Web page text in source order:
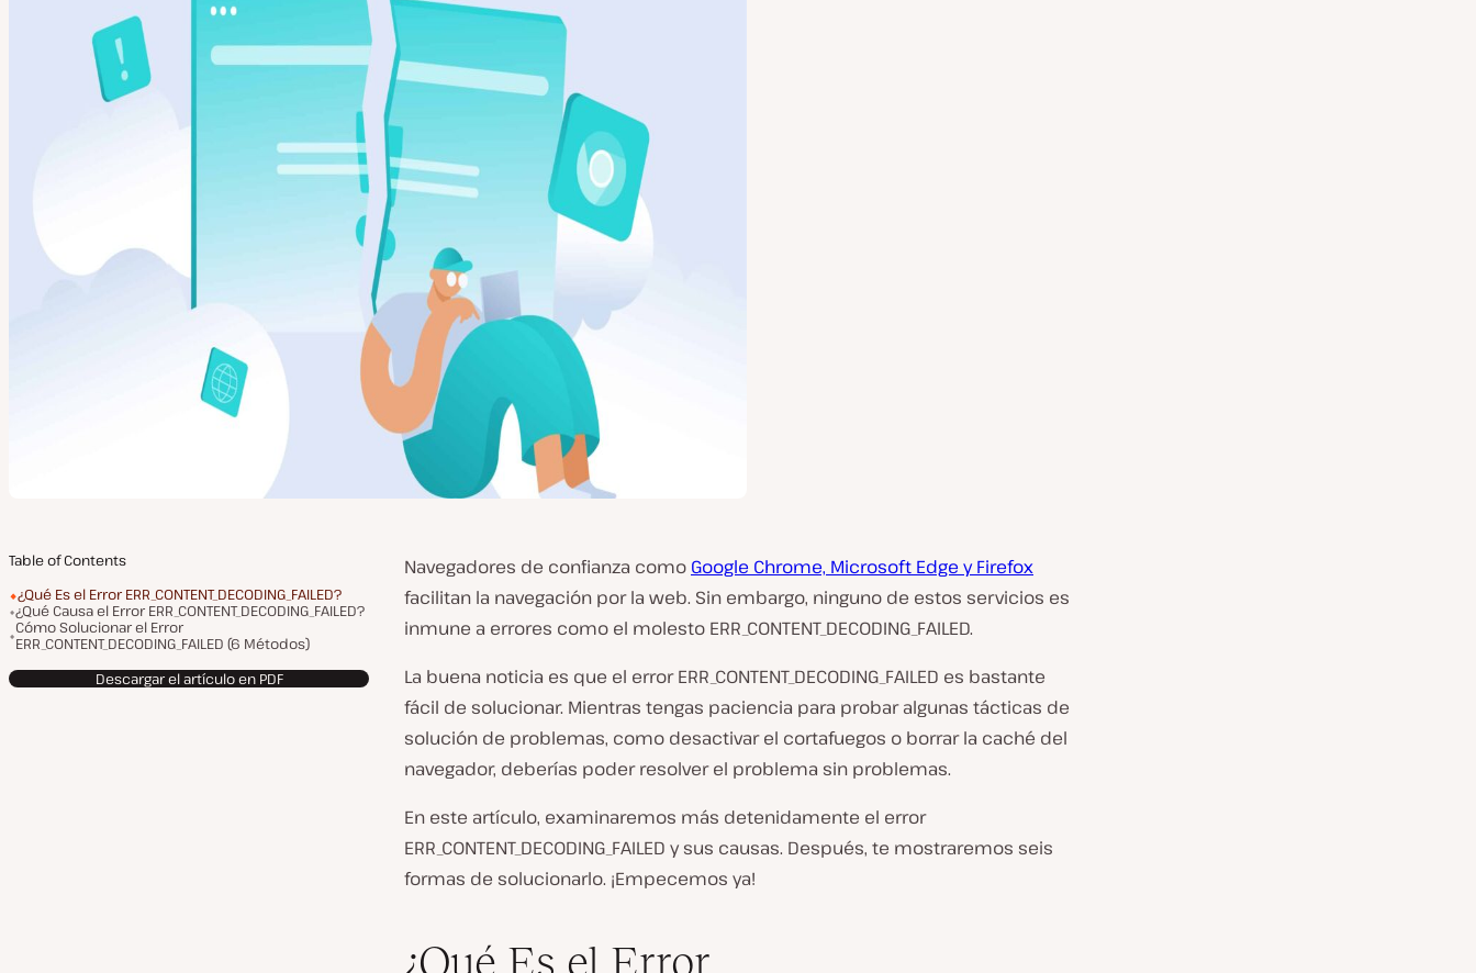
Table of Contents
¿Qué Es el Error ERR_CONTENT_DECODING_FAILED?
¿Qué Causa el Error ERR_CONTENT_DECODING_FAILED?
Cómo Solucionar el Error
ERR_CONTENT_DECODING_FAILED (6 Métodos)
Descargar el artículo en PDF
Navegadores de confianza como Google Chrome, Microsoft Edge y Firefox
facilitan la navegación por la web. Sin embargo, ninguno de estos servicios es
inmune a errores como el molesto ERR_CONTENT_DECODING_FAILED.
La buena noticia es que el error ERR_CONTENT_DECODING_FAILED es bastante
fácil de solucionar. Mientras tengas paciencia para probar algunas tácticas de
solución de problemas, como desactivar el cortafuegos o borrar la caché del
navegador, deberías poder resolver el problema sin problemas.
En este artículo, examinaremos más detenidamente el error
ERR_CONTENT_DECODING_FAILED y sus causas. Después, te mostraremos seis
formas de solucionarlo. ¡Empecemos ya!
¿Qué Es el Error